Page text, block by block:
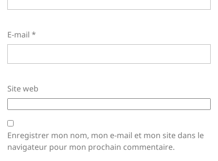
E-mail *
Site web
Enregistrer mon nom, mon e-mail et mon site dans le
navigateur pour mon prochain commentaire.